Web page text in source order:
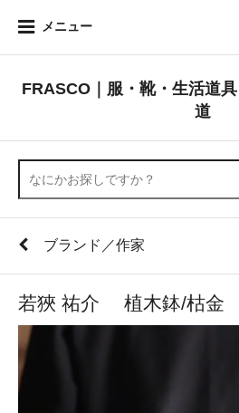
メニュー
FRASCO｜服・靴・生活道
道
ブランド／作家
若狹 祐介 植木鉢/枯金